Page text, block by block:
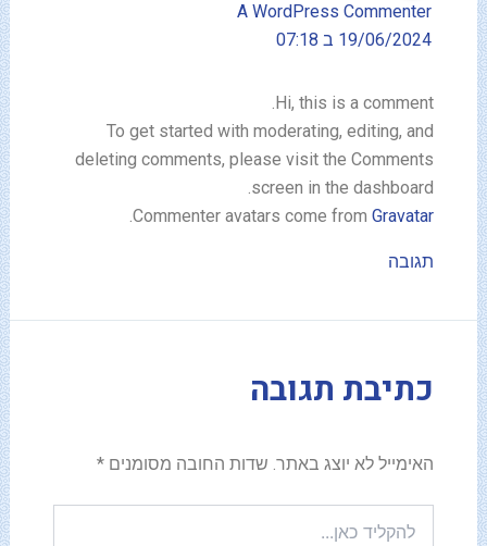
A WordPress Commenter
19/06/2024 ב 07:18
Hi, this is a comment.
To get started with moderating, editing, and
deleting comments, please visit the Comments
screen in the dashboard.
Commenter avatars come fromGravatar
.
תגובה
כתיבת תגובה
האימייל לא יוצג באתר. שדות החובה מסומנים *
כאן...